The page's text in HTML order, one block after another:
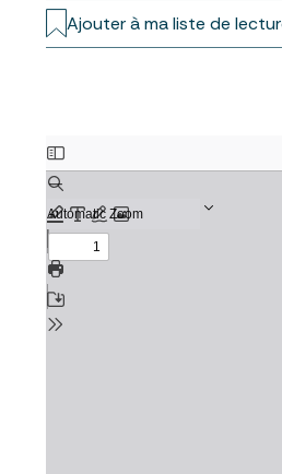
Ajouter à ma liste de